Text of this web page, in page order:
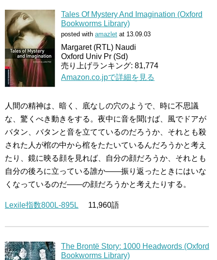
Tales Of Mystery And Imagination (Oxford
Bookworms Library)
posted with amazlet at 13.09.03
Margaret (RTL) Naudi
Oxford Univ Pr (Sd)
売り上げランキング: 81,774
Amazon.co.jpで詳細を見る
人間の精神は、暗く、底なしの穴のようで、時に不思議
な、驚くべき動きをする。夜中に音を聞けば、風でドアが
バタン、バタンと音を立てているのだろうか、それとも殺
された人が棺の中から棺をたたいているんだろうかと考え
たり、鏡に映る顔を見れば、自分の顔だろうか、それとも
自分の後ろに立っている誰か――振り返ったときにはいな
くなっているのだ――の顔だろうかと考えたりする。
Lexile指数800L-895L 11,960語
The Brontë Story: 1000 Headwords (Oxford
Bookworms Library)